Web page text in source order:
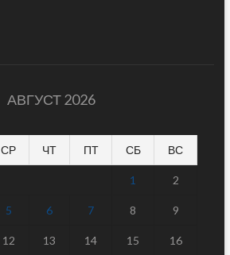
АВГУСТ 2026
СР ЧТ ПТ СБ ВС
1 2
5 6 7 8 9
12 13 14 15 16